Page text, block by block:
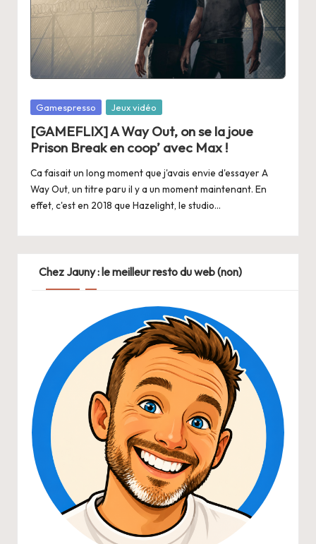
Posted
Gamespresso Jeux vidéo
[GAMEFLIX] A Way Out, on se la joue
Prison Break en coop’ avec Max !
Ca faisait un long moment que j'avais envie d'essayer A
Way Out, un titre paru il y a un moment maintenant. En
effet, c'est en 2018 que Hazelight, le studio…
Chez Jauny : le meilleur resto du web (non)